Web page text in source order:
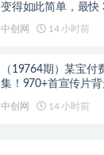
变得如此简单，最快
中创网 14 小时前
（19764期）某宝付
集！970+首宣传片
中创网 14 小时前